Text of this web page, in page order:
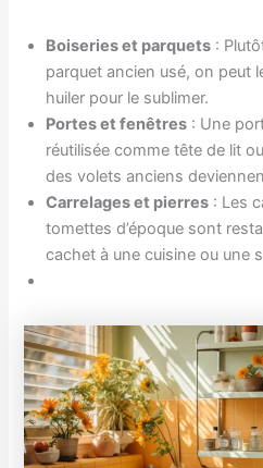
Boiseries et parquets :
parquet ancien usé, on peut
huiler pour le sublimer.
Portes et fenêtres : Une
réutilisée comme tête de lit
des volets anciens
Carrelages et pierres : Les
tomettes d’époque sont
cachet à une cuisine ou une